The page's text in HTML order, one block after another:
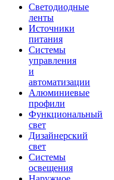
Светодиодные
ленты
Источники
питания
Системы
управления
и
автоматизации
Алюминиевые
профили
Функциональный
свет
Дизайнерский
свет
Системы
освещения